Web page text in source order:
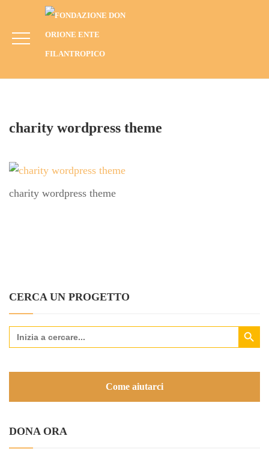
Charity Wordpress Theme
MEDIACHARITY WORDPRESS THEME
charity wordpress theme
charity wordpress theme
CERCA UN PROGETTO
Search
for:
Search Button
Come aiutarci
DONA ORA